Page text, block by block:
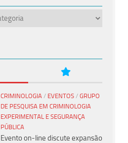
CRIMINOLOGIA / EVENTOS / GRUPO
DE PESQUISA EM CRIMINOLOGIA
EXPERIMENTAL E SEGURANÇA
PÚBLICA
Evento on-line discute expansão